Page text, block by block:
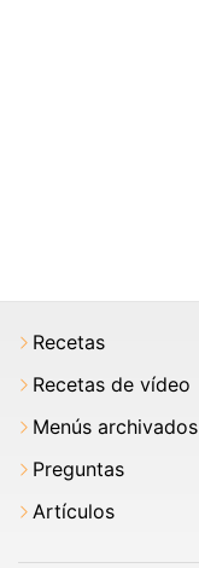
Recetas
Recetas de vídeo
Menús archivados
Preguntas
Artículos